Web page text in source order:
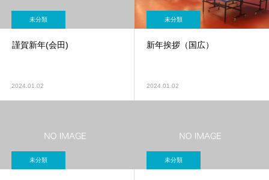
未分類
謹賀新年(会田)
2024.01.02
未分類
新年挨拶（国広）
2024.01.02
未分類 未分類